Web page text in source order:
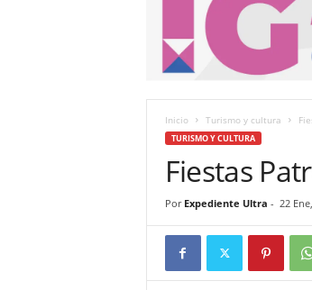
U
Inicio Turismo y cultura
TURISMO Y CULTURA
Fiestas
Por Expediente Ultra - 22